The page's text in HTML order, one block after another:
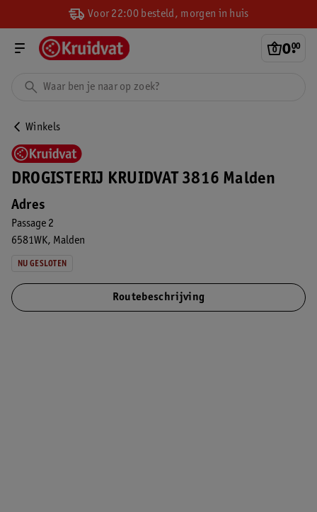
Voor 22:00 besteld, morgen in huis
0.
00
Winkels
DROGISTERIJ KRUIDVAT 3816 Malden
Adres
Passage 2
6581WK Malden
NU GESLOTEN
Routebeschrijving